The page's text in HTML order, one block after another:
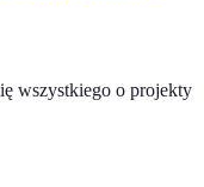
wszystkiego o projekty